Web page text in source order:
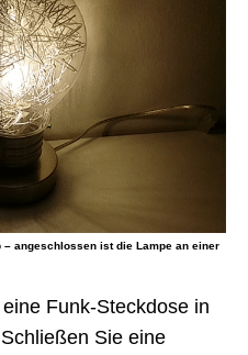
angeschlossen ist die Lampe an einer
Funk-Steckdose in
Sie eine